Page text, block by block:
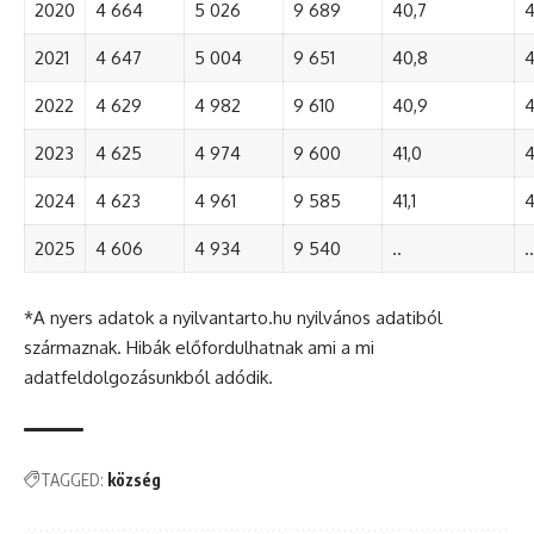
2020 4 664 5 026 9 689 40,7
2021 4 647 5 004 9 651 40,8
2022 4 629 4 982 9 610 40,9
2023 4 625 4 974 9 600 41,0
2024 4 623 4 961 9 585 41,1
2025 4 606 4 934 9 540 .. ..
*A nyers adatok a nyilvantarto.hu nyilvános adatiból
származnak. Hibák előfordulhatnak ami a mi
adatfeldolgozásunkból adódik.
TAGGED: község